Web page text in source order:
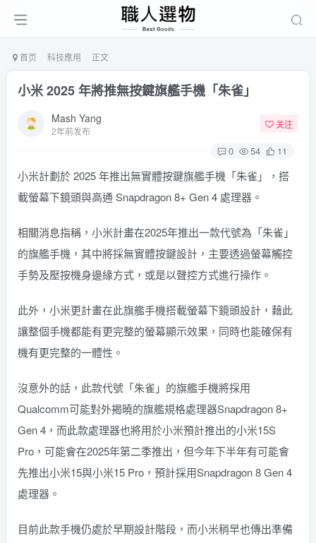
首页 科技應用 正文
小米 2025 年將推無按鍵旗艦手機「朱雀」
Mash Yang
2年前发布
关注
0 54 11
小米計劃於 2025 年推出無實體按鍵旗艦手機「朱雀」，搭
載螢幕下鏡頭與高通 Snapdragon 8+ Gen 4 處理器。
相關消息指稱 ，小米計畫在2025年推出一款代號為「朱雀」
的旗艦手機，其中將採無實體按鍵設計，主要透過螢幕觸控
手勢及壓按機身邊緣方式，或是以聲控方式進行操作。
此外，小米更計畫在此旗艦手機搭載螢幕下鏡頭設計，藉此
讓整個手機都能有更完整的螢幕顯示效果，同時也能確保有
機有更完整的一體性。
沒意外的話，此款代號「朱雀」的旗艦手機將採用
Qualcomm可能對外揭曉的旗艦規格處理器Snapdragon 8+
Gen 4，而此款處理器也將用於小米預計推出的小米15S
Pro，可能會在2025年第二季推出，但今年下半年有可能會
先推出小米15與小米15 Pro，預計採用Snapdragon 8 Gen 4
處理器。
目前此款手機仍處於早期設計階段，而小米稍早也傳出準備